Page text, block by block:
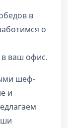
в
о
ваш офис.
шеф-
и